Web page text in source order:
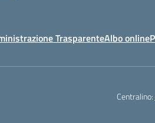
TrasparenteAlbo online
Centralino: